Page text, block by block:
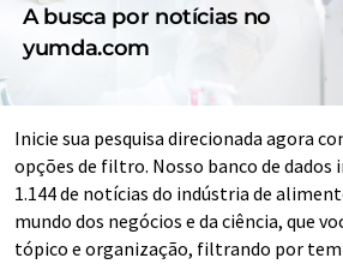
A busca por notícias no
yumda.com
Inicie sua pesquisa direcionada agora
opções de filtro. Nosso banco de dados
1.144 de notícias do indústria de
mundo dos negócios e da ciência, que
tópico e organização, filtrando por